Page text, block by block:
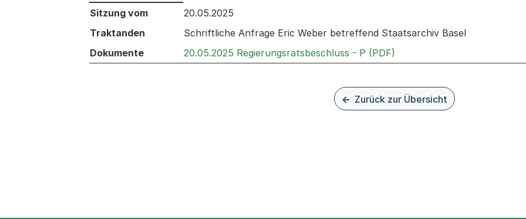
Behandelt an den folgenden Sitzungen: Informationen zu den Sitzungen zum Geschäft
Sitzung vom
20.05.2025
Traktanden
Schriftliche Anfrage Eric Weber betreffend Staatsarchiv Basel
Dokumente
20.05.2025 Regierungsratsbeschluss - P (PDF)
Zurück zur Übersicht